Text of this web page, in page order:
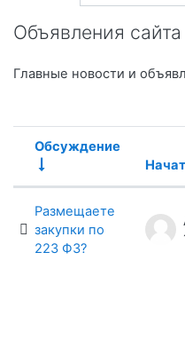
Объявления сайта
Главные новости и
Список
Статус
Обсуждение
Размещаете
закупки по
223 ФЗ?